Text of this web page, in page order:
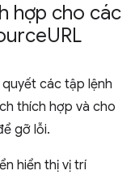
hợp cho các
URL
các tập lệnh
thích hợp và cho
gỡ lỗi.
hiển thị vị trí